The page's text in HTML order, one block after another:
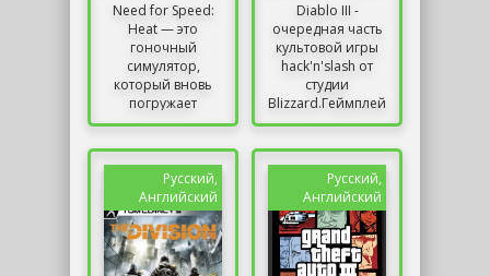
Need for Speed:
Heat — это
гоночный
симулятор,
который вновь
погружает
игроков в мир
преследований
со стороны
полиции. Игра...
Diablo III -
очередная часть
культовой игры
hack'n'slash от
студии
Blizzard.ГеймплейКак
и в предыдущих
начинается с...
Русский,
Английский
Русский,
Английский